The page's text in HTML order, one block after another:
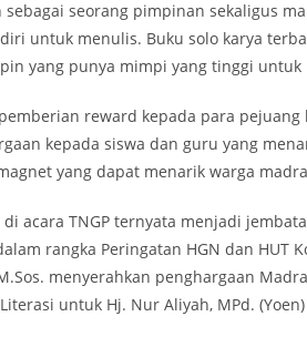
seorang pimpinan sekaligus
untuk menulis. Buku solo karya
yang punya mimpi yang tinggi untuk
reward kepada para
kepada siswa dan guru yang
yang dapat menarik warga
di acara TNGP ternyata menjadi
rangka Peringatan HGN dan HUT
menyerahkan penghargaan
untuk Hj. Nur Aliyah, MPd. (Yoen)